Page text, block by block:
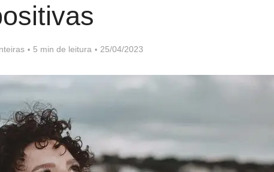
5 min de leitura 25/04/2023